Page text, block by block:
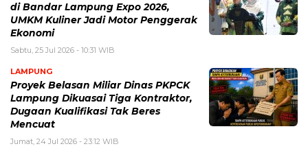
di Bandar Lampung Expo 2026,
UMKM Kuliner Jadi Motor Penggerak
Ekonomi
Sabtu, 25 Jul 2026 - 10:31 WIB
LAMPUNG
Proyek Belasan Miliar Dinas PKPCK
Lampung Dikuasai Tiga Kontraktor,
Dugaan Kualifikasi Tak Beres
Mencuat
Jumat, 24 Jul 2026 - 23:12 WIB